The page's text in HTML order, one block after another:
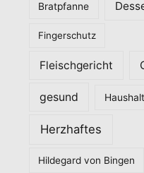
Bratpfanne
Fingerschutz
Fleischgericht
gesund
Herzhaftes
Hildegard von Bingen